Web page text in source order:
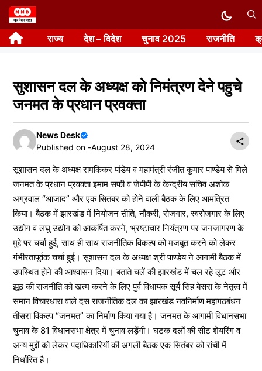
Skip
to
content राज्य देश – विदेश चुनाव 2025 राजनीति
सुशासन दल के अध्यक्ष को निमंत्रण देने पहुचे
जनमत के प्रधान प्रवक्ता
News Desk
Published on -August 28, 2024
सूशासन दल के अध्यक्ष रामकिंकर पांडेय व महामंत्री रंजीत कुमार पाण्डेय से मिले
जनमत के प्रधान प्रवक्ता इमाम सफी व जेपीपी के केन्द्रीय सचिव अशोक
अग्रवाल “आजाद” और एक सितंबर को होने वाली बैठक के लिए आमंत्रित
किया। बैठक में झारखंड में नियोजन ऩीति, नौकरी, रोजगार, स्वरोजगार के लिए
उद्योग व लघु उद्योग को आकर्षित करने, भ्रष्टाचार नियंत्रण पर जनजागरण के
मुद्दे पर चर्चा हुई, साथ ही साथ राजनीतिक विकल्प को मजबूत करने को लेकर
गंभीरतापूर्वक चर्चा हुई। ‌सूशासन दल के अध्यक्ष श्री पाण्डेय ने आगामी बैठक में
उपस्थित होने की आश्वासन दिया। बताते चलें की झारखंड में चल रहे लूट और
झूठ की राजनीति को खत्म करने के लिए पुर्व विधायक सूर्य सिंह बेसरा के नेतृत्व में
समान विचारधारा वाले दस राजनीतिक दल का झारखंड नवनिर्माण महागठबंधन
तीसरा विकल्प “जनमत” का निर्माण किया गया है। जनमत के आगामी विधानसभा
चुनाव के 81 विधानसभा क्षेत्र में चुनाव लड़ेंगी। घटक दलों की सीट शेयरिंग व
अन्य मुद्दों को लेकर पदाधिकारियों की अगली बैठक एक सितंबर को रांची में
निर्धारित है।